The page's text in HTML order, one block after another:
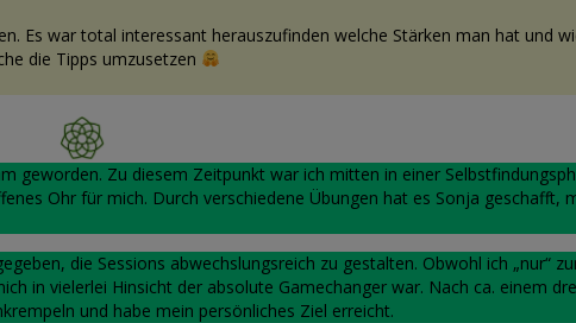
Es war total interessant herauszufinden welche Stärken man hat und
die Tipps umzusetzen
geworden. Zu diesem Zeitpunkt war ich mitten in einer
Ohr für mich. Durch verschiedene Übungen hat es Sonja geschafft,
die Sessions abwechslungsreich zu gestalten. Obwohl ich „nur“
in vielerlei Hinsicht der absolute Gamechanger war. Nach ca. einem
und habe mein persönliches Ziel erreicht.